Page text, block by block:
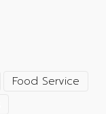
Food Service